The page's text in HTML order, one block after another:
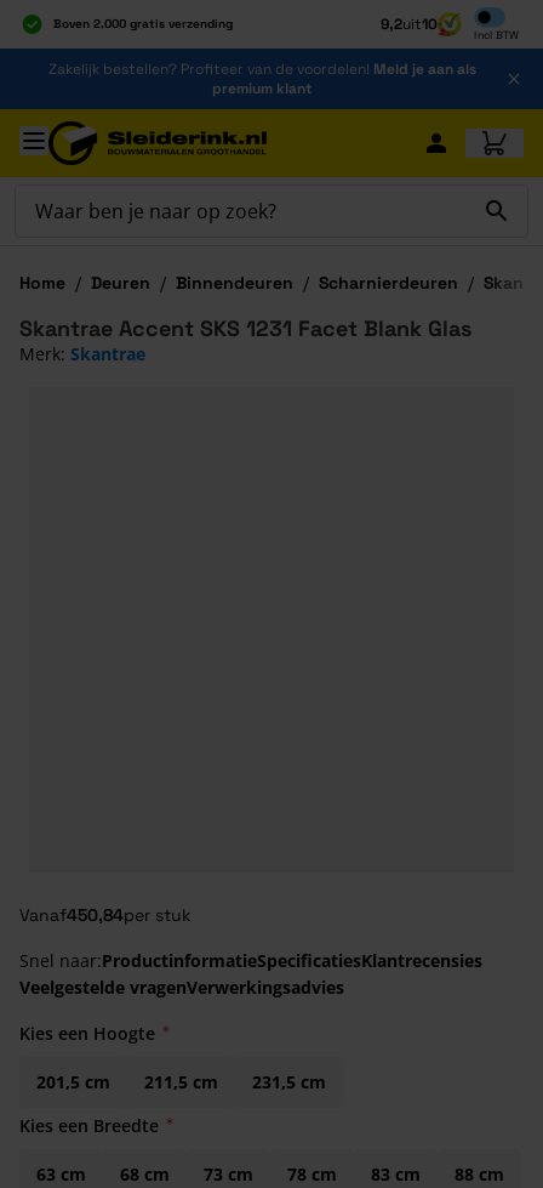
Boven 2.000 gratis verzending
Al 40 jaar dé specialist
Alles onder één dak
9,2uit10
Incl BTW
Inclusief
Ga naar de inhoud
Zakelijk bestellen? Profiteer van de voordelen! Meld je aan als
premium klant
Ga naar hoofdinhoud
Home / Deuren / Binnendeuren / Scharnierdeuren /
Vanaf450,84per stuk
Skantrae Accent SKS 1231 Facet Blank Glas
Merk: Skantrae
Snel naar:ProductinformatieSpecificatiesKlantrecensies
Veelgestelde vragenVerwerkingsadvies
Kies een Hoogte
201,5 cm 211,5 cm
231,5 cm
Kies een Breedte
63 cm 68 cm 73 cm 78 cm 83 cm 88 cm